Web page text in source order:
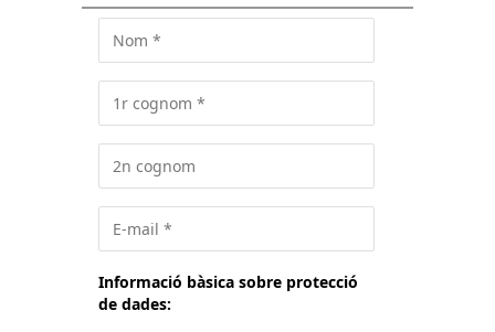
Informació bàsica sobre protecció
de dades: